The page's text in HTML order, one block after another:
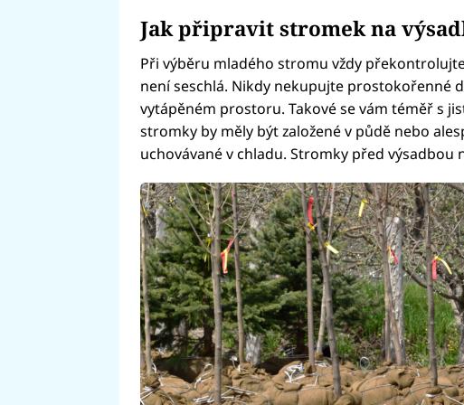
Jak připravit stromek na
Při výběru mladého stromu vždy
není seschlá. Nikdy nekupujte prostokořenné
vytápěném prostoru. Takové se vám téměř s
stromky by měly být založené v půdě nebo
uchovávané v chladu. Stromky před výsadbou